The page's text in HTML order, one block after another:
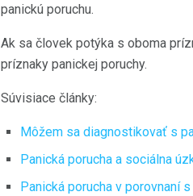
panickú poruchu.
Ak sa človek potýka s oboma
príznaky panickej poruchy.
Súvisiace články:
Môžem sa diagnostikovať s
Panická porucha a sociálna
Panická porucha v porovnaní s